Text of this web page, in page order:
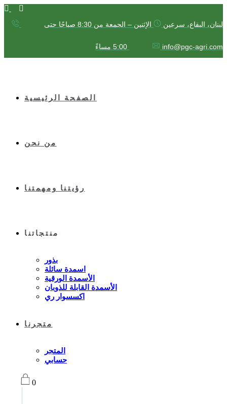
لبنان، البقاع، سرعين الإثنين – الجمعة من 8:30 صباحًا حتى
5:00 مساءً info@pgc-agri.com
الصفحة الرئيسية
من نحن
رؤيتنا ومهمتنا
منتجاتنا
بذور
اسمدة سائلة
الأسمدة الورقية
الأسمدة القابلة للذوبان
اكسسوار ري
متجرنا
المتجر
حسابي
0